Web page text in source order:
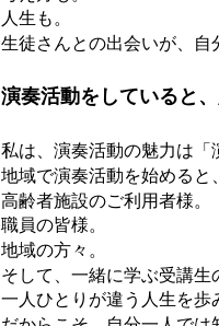
人生も。
生徒さんとの出会いが、自
演奏活動をしていると
私は、演奏活動の魅力は「
地域で演奏活動を始めると
高齢者施設のご利用者様。
職員の皆様。
地域の方々。
そして、一緒に学ぶ受講生
一人ひとりが違う人生を歩